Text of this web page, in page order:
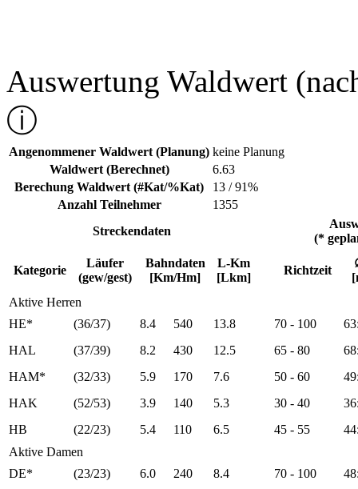
Auswertung Waldwert
ⓘ
Angenommener Waldwert (Planung) keine Planung
Waldwert (Berechnet)
6.63
Berechung Waldwert (#Kat/%Kat)
13 / 91%
Anzahl Teilnehmer
1355
Streckendaten
(*
Kategorie
Läufer
(gew/gest)
Bahndaten
[Km/Hm]
L-Km
[Lkm]
Richtzeit
Aktive Herren
HE*
(36/37) 8.4 540 13.8 70 - 100
HAL
(37/39) 8.2 430 12.5 65 - 80
HAM*
(32/33) 5.9 170 7.6 50 - 60
HAK
(52/53) 3.9 140 5.3 30 - 40
HB
(22/23) 5.4 110 6.5 45 - 55
Aktive Damen
DE*
(23/23) 6.0 240 8.4 70 - 100